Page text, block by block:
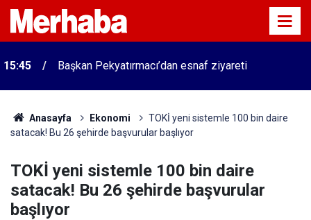
15:45 Başkan Pekyatırmacı’dan esnaf ziyareti
Anasayfa Ekonomi
TOKİ yeni sistemle 100 bin daire
satacak! Bu 26 şehirde başvurular başlıyor
TOKİ yeni sistemle 100 bin daire
satacak! Bu 26 şehirde başvurular
başlıyor